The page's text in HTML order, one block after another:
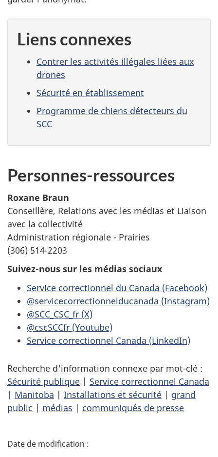
Liens connexes
Contrer les activités illégales liées aux
drones
Sécurité en établissement
Programme de chiens détecteurs du
SCC
Personnes-ressources
Roxane Braun
Conseillère, Relations avec les médias et Liaison
avec la collectivité
Administration régionale - Prairies
(306) 514-2203
Suivez-nous sur les médias sociaux
Service correctionnel du Canada (Facebook)
@servicecorrectionnelducanada (Instagram)
@SCC_CSC_fr (X)
@cscSCCfr (Youtube)
Service correctionnel Canada (LinkedIn)
Recherche d'information connexe par mot-clé :
Sécurité publique | Service correctionnel Canada
| Manitoba | Installations et sécurité | grand
public | médias | communiqués de presse
D